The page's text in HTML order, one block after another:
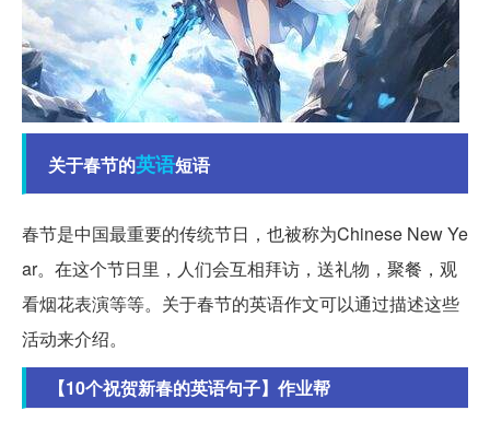
关于春节的英语短语
春节是中国最重要的传统节日，也被称为Chinese New Ye
ar。在这个节日里，人们会互相拜访，送礼物，聚餐，观
看烟花表演等等。关于春节的英语作文可以通过描述这些
活动来介绍。
【10个祝贺新春的英语句子】作业帮